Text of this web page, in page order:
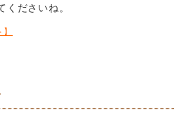
くださいね。